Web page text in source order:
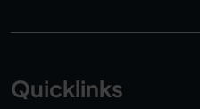
Quicklinks